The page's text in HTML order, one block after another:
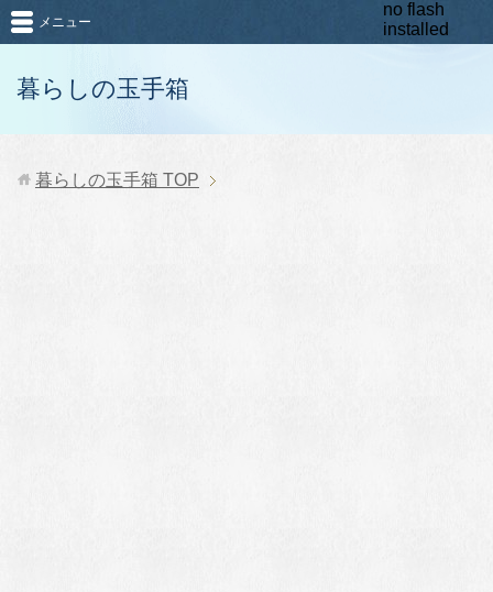
暮らしの玉手箱
メニュー
暮らしの玉手箱 TOP
no flash
installed